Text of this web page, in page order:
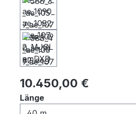
Regulärer Preis:
10.450,00 €
Längeauswählen